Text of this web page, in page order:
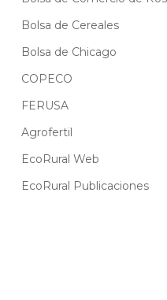
Bolsa de Cereales
Bolsa de Chicago
COPECO
FERUSA
Agrofertil
EcoRural Web
EcoRural Publicaciones